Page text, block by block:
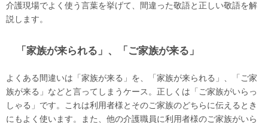
介護現場でよく使う言葉を挙げて、間違った敬語と正しい敬語を解
説します。
「家族が来られる」、「ご家族が来る」
よくある間違いは「家族が来る」を、「家族が来られる」、「ご家
族が来る」などと言ってしまうケース。正しくは「ご家族がいらっ
しゃる」です。これは利用者様とそのご家族のどちらに伝えるとき
にもよく使います。また、他の介護職員に利用者様のご家族がいら